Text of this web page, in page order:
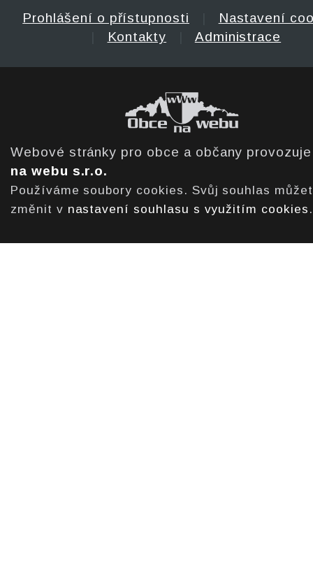
Prohlášení o přístupnosti
Nastavení
Kontakty Administrace
Webové stránky pro obce a občany
na webu s.r.o.
Používáme soubory cookies. Svůj souhlas
změnit v nastavení souhlasu s využitím cookies .